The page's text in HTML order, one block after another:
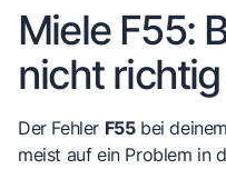
Miele F55:
nicht
Der Fehler F55bei
meist auf ein Problem in